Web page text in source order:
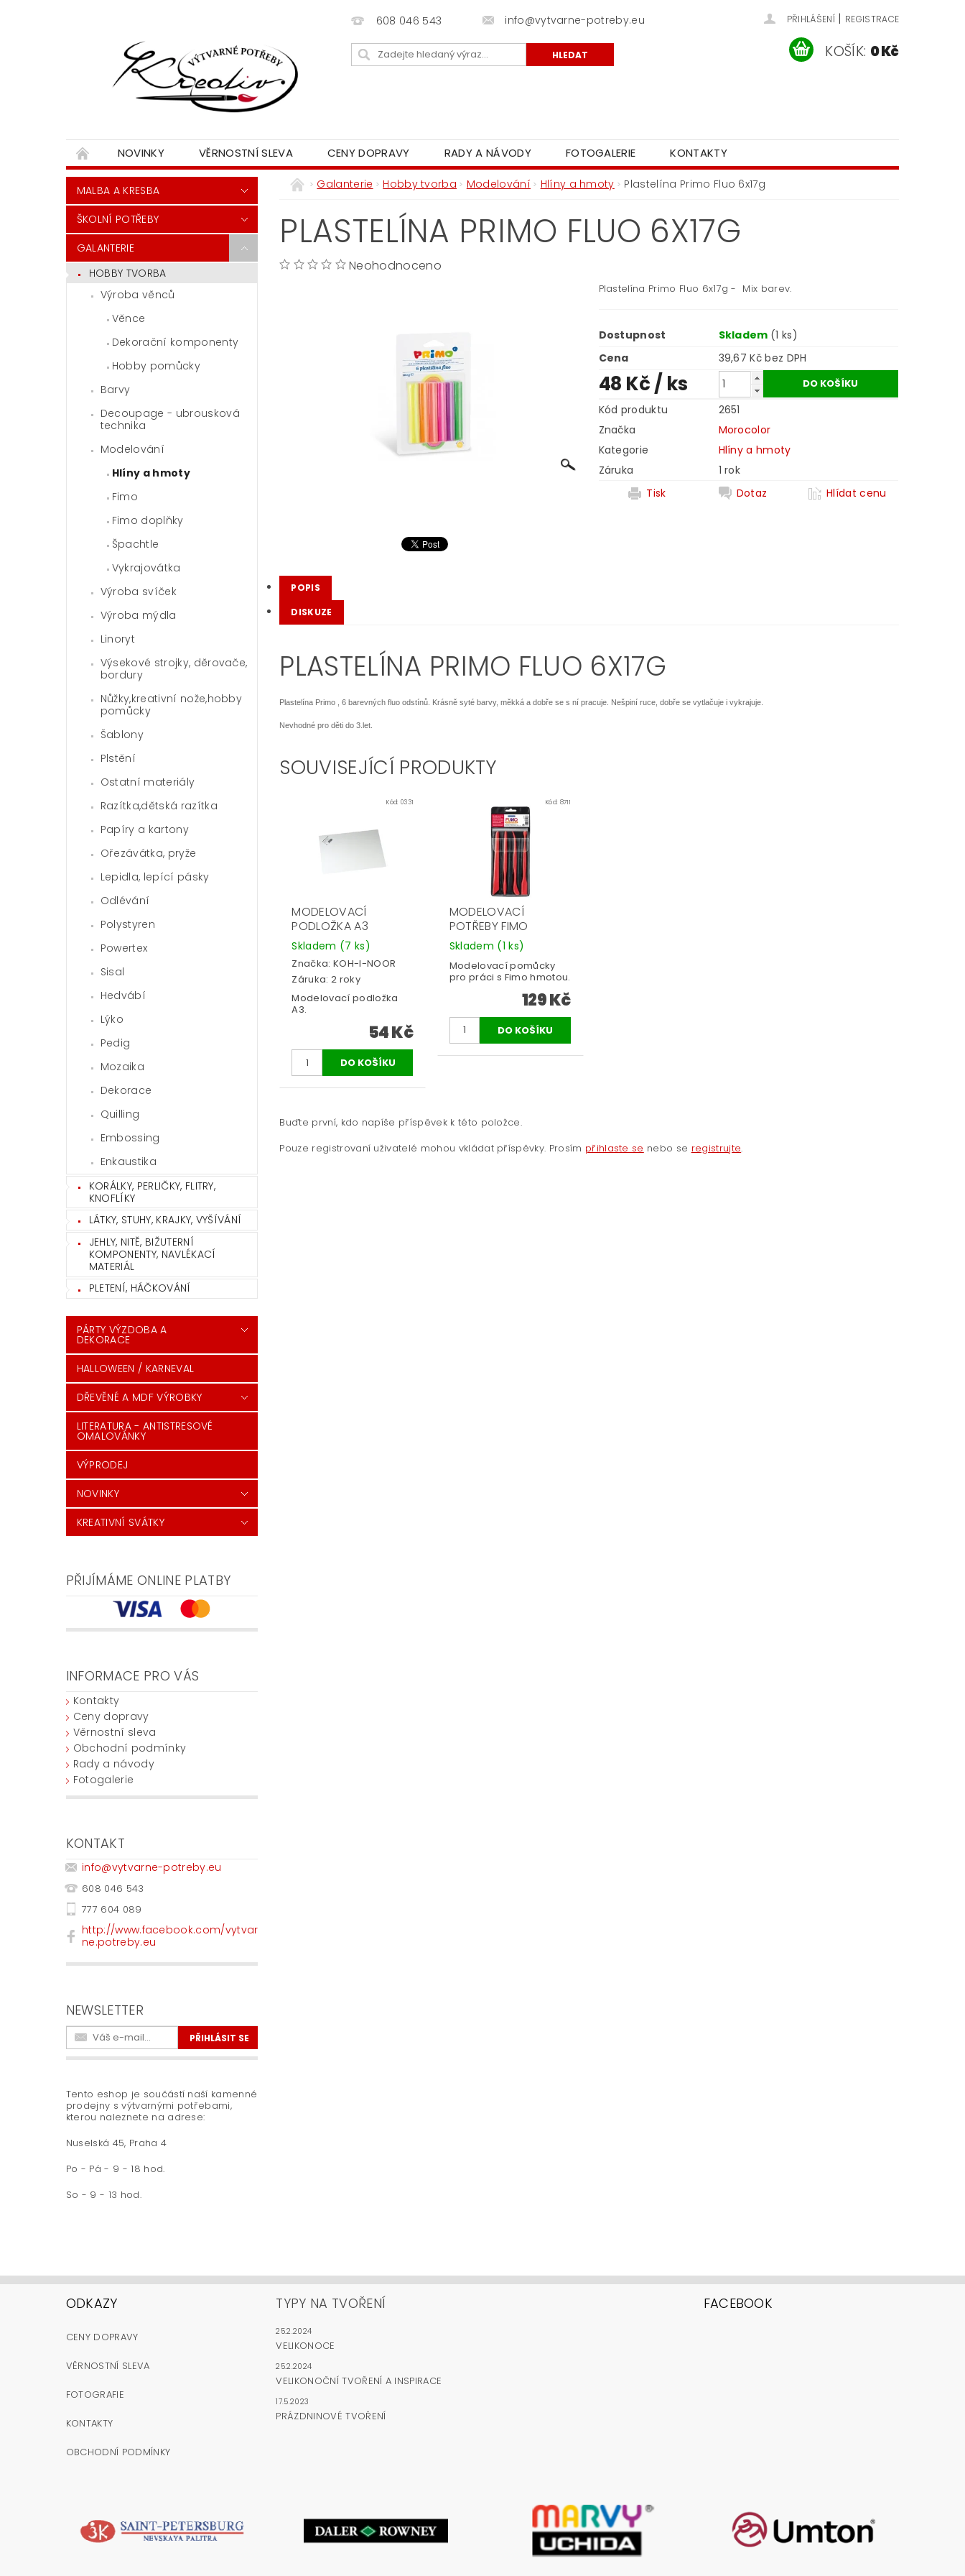
608 046 543 info@vytvarne-potreby.eu PŘIHLÁŠENÍ | REGISTRACE
KOŠÍK: 0 Kč
NOVINKY VĚRNOSTNÍ SLEVA CENY DOPRAVY RADY A NÁVODY FOTOGALERIE KONTAKTY
MALBA A KRESBA
ŠKOLNÍ POTŘEBY
GALANTERIE
HOBBY TVORBA
Výroba věnců
Věnce
Dekorační komponenty
Hobby pomůcky
Barvy
Decoupage - ubrousková
technika
Modelování
Hlíny a hmoty
Fimo
Fimo doplňky
Špachtle
Vykrajovátka
Výroba svíček
Výroba mýdla
Linoryt
Výsekové strojky, děrovače,
bordury
Nůžky,kreativní nože,hobby
pomůcky
Šablony
Plstění
Ostatní materiály
Razítka,dětská razítka
Papíry a kartony
Ořezávátka, pryže
Lepidla, lepící pásky
Odlévání
Polystyren
Powertex
Sisal
Hedvábí
Lýko
Pedig
Mozaika
Dekorace
Quilling
Embossing
Enkaustika
KORÁLKY, PERLIČKY, FLITRY,
KNOFLÍKY
LÁTKY, STUHY, KRAJKY, VYŠÍVÁNÍ
JEHLY, NITĚ, BIŽUTERNÍ
KOMPONENTY, NAVLÉKACÍ
MATERIÁL
PLETENÍ, HÁČKOVÁNÍ
PÁRTY VÝZDOBA A
DEKORACE
HALLOWEEN / KARNEVAL
DŘEVĚNÉ A MDF VÝROBKY
LITERATURA - ANTISTRESOVÉ
OMALOVÁNKY
VÝPRODEJ
NOVINKY
KREATIVNÍ SVÁTKY
PŘIJÍMÁME ONLINE PLATBY
INFORMACE PRO VÁS
Kontakty
Ceny dopravy
Věrnostní sleva
Obchodní podmínky
Rady a návody
Fotogalerie
KONTAKT
info@vytvarne-potreby.eu
608 046 543
777 604 089
http://www.facebook.com/vytvar
ne.potreby.eu
NEWSLETTER
Tento eshop je součástí naší kamenné
prodejny s výtvarnými potřebami,
kterou naleznete na adrese:
Nuselská 45, Praha 4
Po - Pá - 9 - 18 hod.
So - 9 - 13 hod.
Galanterie Hobby tvorba Modelování Hlíny a hmoty Plastelína Primo Fluo 6x17g
PLASTELÍNA PRIMO FLUO 6X17G
Neohodnoceno
Plastelína Primo Fluo 6x17g - Mix barev.
Dostupnost Skladem (1 ks)
Cena
39,67 Kč bez DPH
48 Kč/ ks
Kód produktu
2651
Značka
Morocolor
Kategorie
Hlíny a hmoty
Záruka
1 rok
Tisk
Dotaz Hlídat cenu
POPIS
DISKUZE
PLASTELÍNA PRIMO FLUO 6X17G
Plastelína Primo , 6 barevných fluo odstínů. Krásně syté barvy, měkká a dobře se s ní pracuje. Nešpiní ruce, dobře se vytlačuje i vykrajuje.
Nevhodné pro děti do 3.let.
SOUVISEJÍCÍ PRODUKTY
Kód:0331
MODELOVACÍ
PODLOŽKA A3
Skladem (7 ks)
Značka: KOH-I-NOOR
Záruka: 2 roky
Modelovací podložka
A3.
54 Kč
Kód: 8711
MODELOVACÍ
POTŘEBY FIMO
Skladem (1 ks)
Modelovací pomůcky
pro práci s Fimo hmotou.
129 Kč
Buďte první, kdo napíše příspěvek k této položce.
Pouze registrovaní uživatelé mohou vkládat příspěvky. Prosím přihlaste se nebo se registrujte.
ODKAZY
CENY DOPRAVY
VĚRNOSTNÍ SLEVA
FOTOGRAFIE
KONTAKTY
OBCHODNÍ PODMÍNKY
TYPY NA TVOŘENÍ
25.2.2024
VELIKONOCE
25.2.2024
VELIKONOČNÍ TVOŘENÍ A INSPIRACE
17.5.2023
PRÁZDNINOVÉ TVOŘENÍ
FACEBOOK